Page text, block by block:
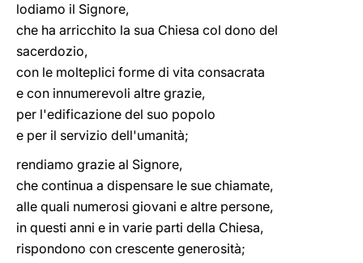
lodiamo il Signore,
che ha arricchito la sua Chiesa col dono del
sacerdozio,
con le molteplici forme di vita consacrata
e con innumerevoli altre grazie,
per l'edificazione del suo popolo
e per il servizio dell'umanità;
rendiamo grazie al Signore,
che continua a dispensare le sue chiamate,
alle quali numerosi giovani e altre persone,
in questi anni e in varie parti della Chiesa,
rispondono con crescente generosità;